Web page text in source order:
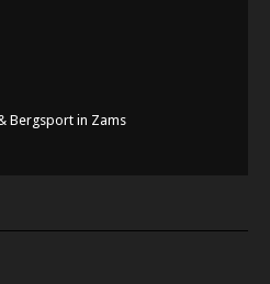
Bergsport in Zams